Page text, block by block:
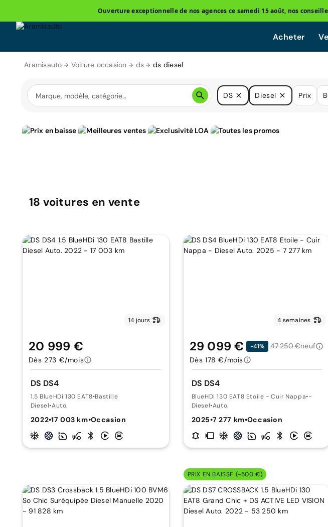
Ouverture exceptionnelle de nos agences ce samedi 15 août, nos
Acheter
Aramisauto Voiture occasion ds ds diesel
DS Diesel Prix
18voitures en vente
14 jours
DS DS4
1.5 BlueHDi 130 EAT8•Bastille
Diesel•Auto.
2022•17 003 km•Occasion
20 999 €
Dès 273 €/mois
4 semaines
DS DS4
BlueHDi 130 EAT8 Etoile - Cuir Nappa•-
Diesel•Auto.
2025•7 277 km•Occasion
29 099 € -41% 47 250 €neuf
Dès 178 €/mois
PRIX EN BAISSE (-500 €)